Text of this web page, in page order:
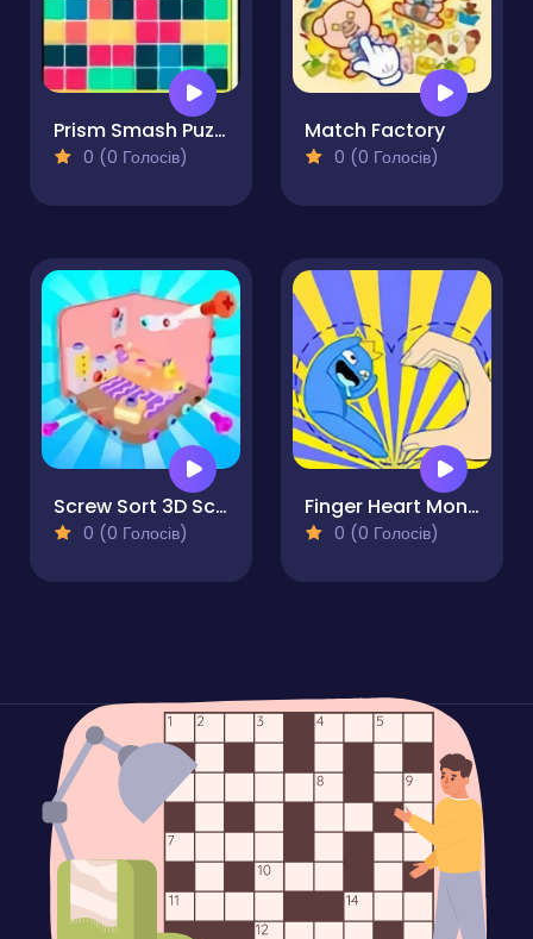
Prism Smash Puzzle Quest
0 (0 Голосів)
Match Factory
0 (0 Голосів)
Screw Sort 3D Screw Puzzle
0 (0 Голосів)
Finger Heart Monster Refill
0 (0 Голосів)